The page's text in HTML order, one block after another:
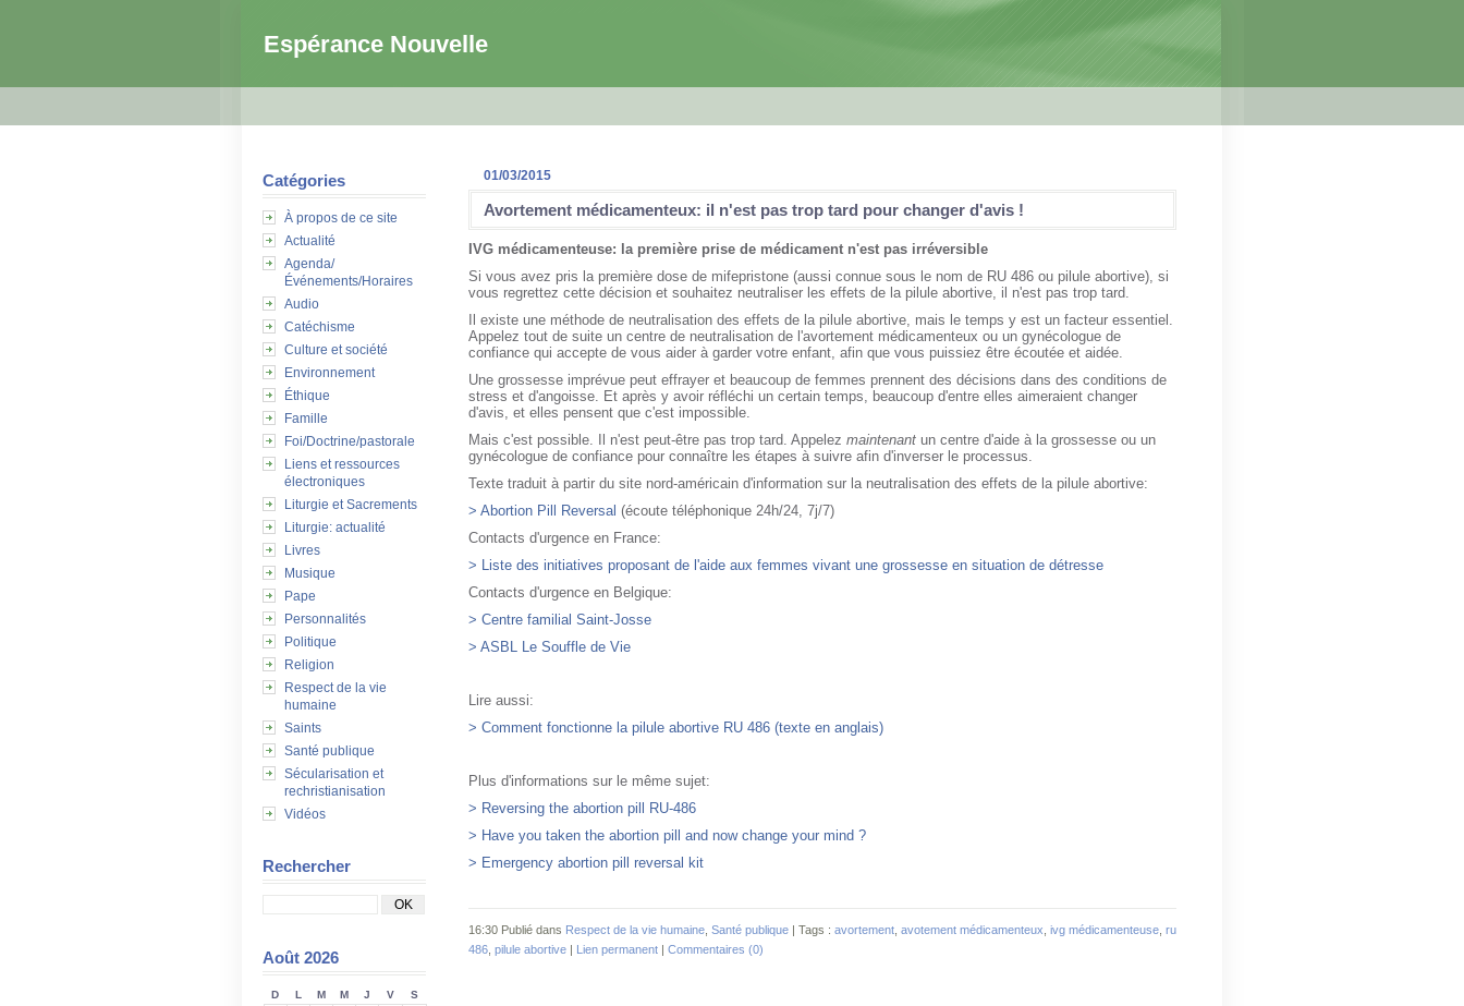
Espérance Nouvelle
Catégories
À propos de ce site
Actualité
Agenda/
Événements/Horaires
Audio
Catéchisme
Culture et société
Environnement
Éthique
Famille
Foi/Doctrine/pastorale
Liens et ressources
électroniques
Liturgie et Sacrements
Liturgie: actualité
Livres
Musique
Pape
Personnalités
Politique
Religion
Respect de la vie
humaine
Saints
Santé publique
Sécularisation et
rechristianisation
Vidéos
Rechercher
Août 2026
D L M M J V
S
01/03/2015
Avortement médicamenteux: il n'est pas trop tard pour changer d'avis !
IVG médicamenteuse: la première prise de médicament n'est pas irréversible
Si vous avez pris la première dose de mifepristone (aussi connue sous le nom de RU 486 ou pilule abortive), si
vous regrettez cette décision et souhaitez neutraliser les effets de la pilule abortive, il n'est pas trop tard.
Il existe une méthode de neutralisation des effets de la pilule abortive, mais le temps y est un facteur essentiel.
Appelez tout de suite un centre de neutralisation de l'avortement médicamenteux ou un gynécologue de
confiance qui accepte de vous aider à garder votre enfant, afin que vous puissiez être écoutée et aidée.
Une grossesse imprévue peut effrayer et beaucoup de femmes prennent des décisions dans des conditions de
stress et d'angoisse. Et après y avoir réfléchi un certain temps, beaucoup d'entre elles aimeraient changer
d'avis, et elles pensent que c'est impossible.
Mais c'est possible. Il n'est peut-être pas trop tard. Appelez maintenant un centre d'aide à la grossesse ou un
gynécologue de confiance pour connaître les étapes à suivre afin d'inverser le processus.
Texte traduit à partir du site nord-américain d'information sur la neutralisation des effets de la pilule abortive:
> Abortion Pill Reversal (écoute téléphonique 24h/24, 7j/7)
Contacts d'urgence en France:
> Liste des initiatives proposant de l'aide aux femmes vivant une grossesse en situation de détresse
Contacts d'urgence en Belgique:
> Centre familial Saint-Josse
> ASBL Le Souffle de Vie
Lire aussi:
> Comment fonctionne la pilule abortive RU 486 (texte en anglais)
Plus d'informations sur le même sujet:
> Reversing the abortion pill RU-486
> Have you taken the abortion pill and now change your mind ?
> Emergency abortion pill reversal kit
16:30 Publié dans Respect de la vie humaine Santé publique | Tags : avortement avotement médicamenteux ivg médicamenteuse ru
486 pilule abortive | Lien permanent | Commentaires (0)